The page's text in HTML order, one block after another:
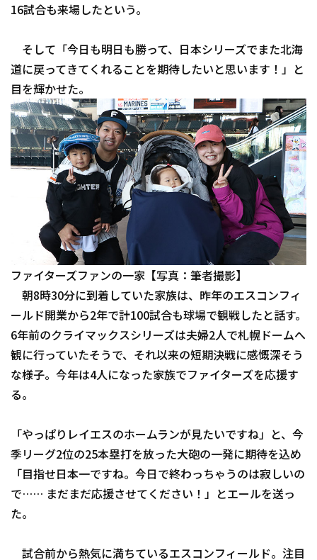
運営会社 （別ウィンドウで開く） よくある質問
特定商取引法の表示
16試合も来場したという。
そして「今日も明日も勝って、日本シリーズでまた北海
道に戻ってきてくれることを期待したいと思います！」と
目を輝かせた。
ファイターズファンの一家【写真：筆者撮影】
朝8時30分に到着していた家族は、昨年のエスコンフィ
ールド開業から2年で計100試合も球場で観戦したと話す。
6年前のクライマックスシリーズは夫婦2人で札幌ドームへ
観に行っていたそうで、それ以来の短期決戦に感慨深そう
な様子。今年は4人になった家族でファイターズを応援す
る。
「やっぱりレイエスのホームランが見たいですね」と、今
季リーグ2位の25本塁打を放った大砲の一発に期待を込め
「目指せ日本一ですね。今日で終わっちゃうのは寂しいの
で…… まだまだ応援させてください！」とエールを送っ
た。
試合前から熱気に満ちているエスコンフィールド。注目